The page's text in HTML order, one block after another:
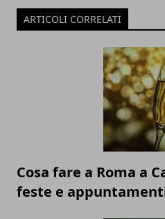
ARTICOLI CORRELATI
Cosa fare a Roma a
feste e